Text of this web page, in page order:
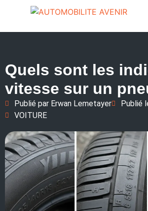
Quels sont les
vitesse sur un
Publié par Erwan Lemetayer Publié
VOITURE